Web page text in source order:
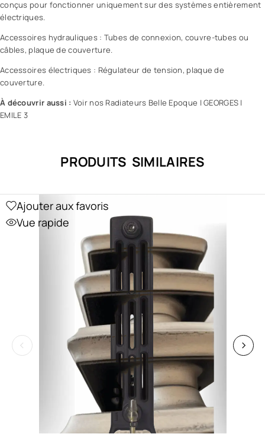
conçus pour fonctionner uniquement sur des systèmes entièrement
électriques.
Accessoires hydrauliques : Tubes de connexion, couvre-tubes ou
câbles, plaque de couverture.
Accessoires électriques : Régulateur de tension, plaque de
couverture.
À découvrir aussi : Voir nos Radiateurs Belle Epoque |GEORGES |
EMILE 3
PRODUITS SIMILAIRES
Ajouter aux favoris
Vue rapide